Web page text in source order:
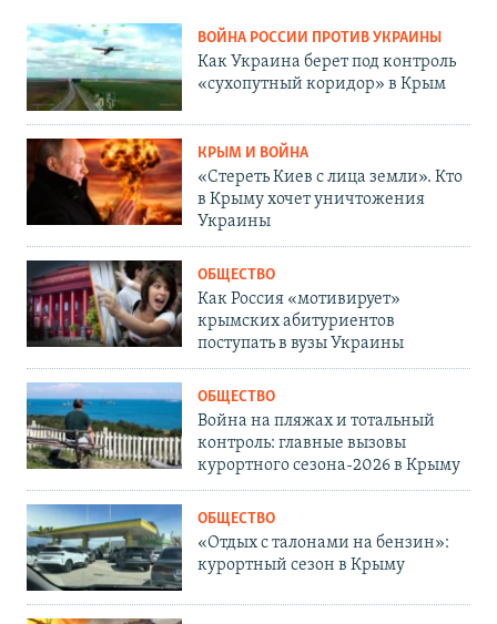
ВОЙНА РОССИИ ПРОТИВ УКРАИНЫ
Как Украина берет под контроль
«сухопутный коридор» в Крым
КРЫМ И ВОЙНА
«Стереть Киев с лица земли». Кто
в Крыму хочет уничтожения
Украины
ОБЩЕСТВО
Как Россия «мотивирует»
крымских абитуриентов
поступать в вузы Украины
ОБЩЕСТВО
Война на пляжах и тотальный
контроль: главные вызовы
курортного сезона-2026 в Крыму
ОБЩЕСТВО
«Отдых с талонами на бензин»:
курортный сезон в Крыму